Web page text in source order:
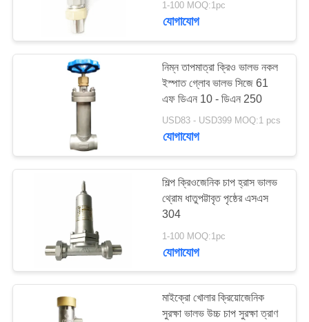
মান
খবর
উদ্ধৃতির
জন্য
ক্রিওজেনিক চেক ভালভ
45
ক্রায়োজেনিক সুরক্ষা ভালভ
1-100 MOQ:1pc
যোগাযোগ
নিম্ন তাপমাত্রা ক্রিও ভালভ নকল
ইস্পাত গ্লোব ভালভ সিজে 61
এফ ডিএন 10 - ডিএন 250
USD83 - USD399 MOQ:1 pcs
যোগাযোগ
শিল্প ক্রিওজেনিক চাপ হ্রাস ভালভ
থ্রোম ধাতুপট্টাবৃত পৃষ্ঠের এসএস
304
1-100 MOQ:1pc
যোগাযোগ
মাইক্রো খোলার ক্রিয়োজেনিক
সুরক্ষা ভালভ উচ্চ চাপ সুরক্ষা ত্রাণ